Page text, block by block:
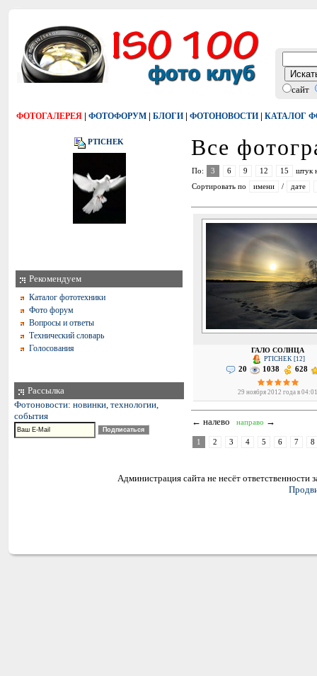
сайт
ФОТОГАЛЕРЕЯ | ФОТОФОРУМ | БЛОГИ | ФОТОНОВОСТИ | КАТАЛОГ
PTICHEK
Рекомендуем
Каталог фототехники
Фото форум
Вопросы и ответы
Технический словарь
Голосования
Рассылка
Фотоновости: новинки, технологии,
события
Все
По: 3 6 9 12 15
штук
Сортировать по
имени / дате
ГАЛО СОЛНЦА
PTICHEK [12]
20 1038 628
29 ноября 2012 года в
← налево направо →
1 2 3 4 5 6 7 8
Администрация сайта не несёт ответственности